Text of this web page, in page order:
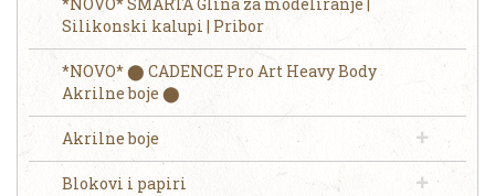
Silikonski kalupi | Pribor
*NOVO* ⬤ CADENCE Pro Art Heavy Body
Akrilne boje ⬤
Akrilne boje
Blokovi i papiri